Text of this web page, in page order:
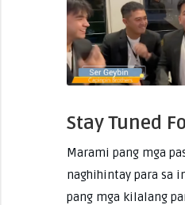
Stay Tuned
Marami pang mga
naghihintay para sa
pang mga kilalang